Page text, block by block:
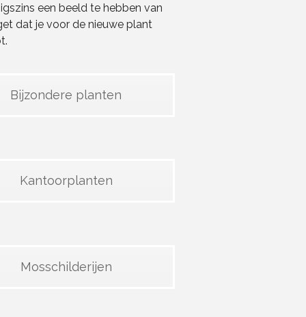
een beeld te hebben van
dat je voor de nieuwe plant
Bijzondere planten
Kantoorplanten
Mosschilderijen